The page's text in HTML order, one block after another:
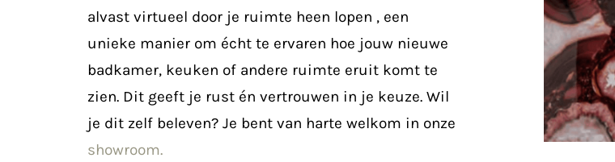
alvast virtueel door je ruimte heen lopen , een
unieke manier om écht te ervaren hoe jouw nieuwe
badkamer, keuken of andere ruimte eruit komt te
zien. Dit geeft je rust én vertrouwen in je keuze. Wil
je dit zelf beleven? Je bent van harte welkom in onze
showroom.